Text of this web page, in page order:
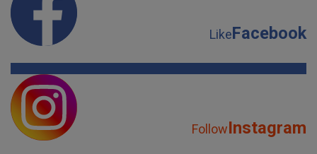
LikeFacebook
FollowInstagram